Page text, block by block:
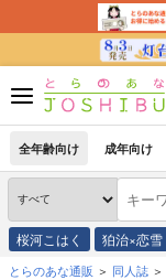
全年齢向け 成年向け
桜河こはく 狛治×恋雪
とらのあな通販 同人誌